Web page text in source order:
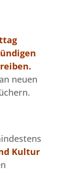
neuen
Kultur